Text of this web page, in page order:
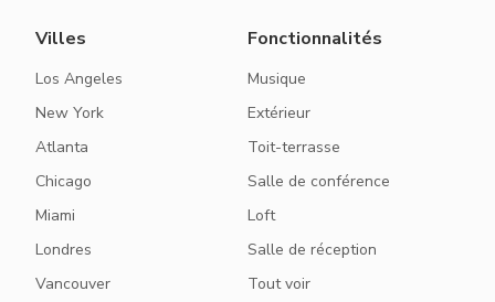
Villes
Los Angeles
New York
Atlanta
Chicago
Miami
Londres
Vancouver
Fonctionnalités
Musique
Extérieur
Toit-terrasse
Salle de conférence
Loft
Salle de réception
Tout voir